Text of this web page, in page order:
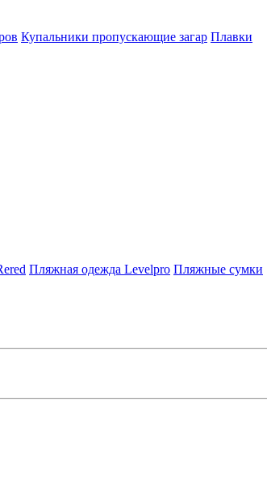
Купальники пропускающие загар Плавки
Пляжная одежда Levelpro Пляжные сумки